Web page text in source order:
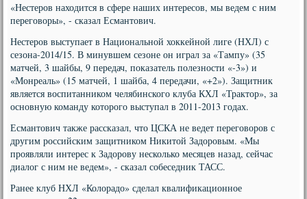
«Нестеров находится в сфере наших интересов, мы ведем с ним
переговоры», - сказал Есмантович.
Нестеров выступает в Национальной хоккейной лиге (НХЛ) с
сезона-2014/15. В минувшем сезоне он играл за «Тампу» (35
матчей, 3 шайбы, 9 передач, показатель полезности «-3») и
«Монреаль» (15 матчей, 1 шайба, 4 передачи, «+2»). Защитник
является воспитанником челябинского клуба КХЛ «Трактор», за
основную команду которого выступал в 2011-2013 годах.
Есмантович также рассказал, что ЦСКА не ведет переговоров с
другим российским защитником Никитой Задоровым. «Мы
проявляли интерес к Задорову несколько месяцев назад, сейчас
диалог с ним не ведем», - сказал собеседник ТАСС.
Ранее клуб НХЛ «Колорадо» сделал квалификационное